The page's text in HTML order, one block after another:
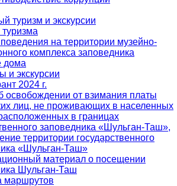
туризм и экскурсии
туризма
на территории музейно-
комплекса заповедника
дома
и экскурсии
2024 г.
освобождении от взимания платы
лиц, не проживающих в населенных
в границах
заповедника «Шульган-Таш»,
территории государственного
«Шульган-Таш»
материал о посещении
Шульган-Таш
маршрутов